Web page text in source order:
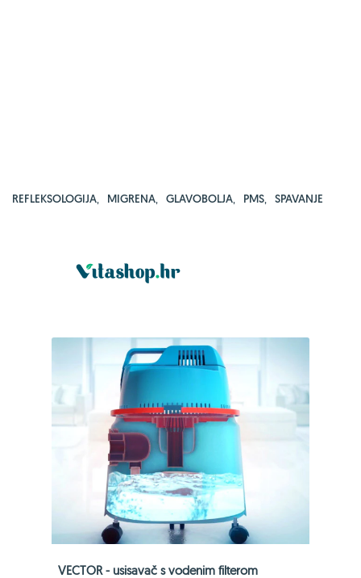
REFLEKSOLOGIJA, MIGRENA, GLAVOBOLJA, PMS, SPAVANJE
VECTOR - usisavač s vodenim filterom